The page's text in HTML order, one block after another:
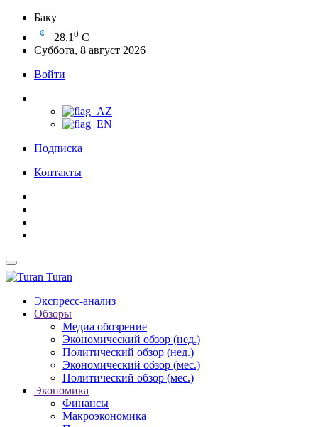
Баку
28.1 0 C
Суббота, 8 август 2026
Войти
Подписка
Контакты
Turan
Экспресс-анализ
Обзоры
Медиа обозрение
Экономический обзор (нед.)
Политический обзор (нед.)
Экономический обзор (мес.)
Политический обзор (мес.)
Экономика
Финансы
Макроэкономика